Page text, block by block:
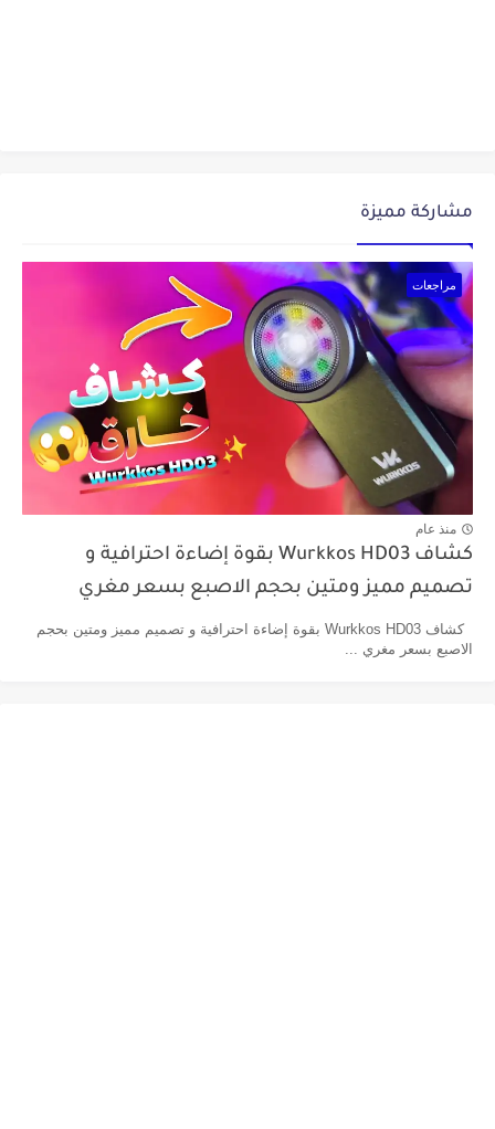
مشاركة مميزة
مراجعات
منذ عام
كشاف Wurkkos HD03 بقوة إضاءة احترافية و
تصميم مميز ومتين بحجم الاصبع بسعر مغري
كشاف Wurkkos HD03 بقوة إضاءة احترافية و تصميم مميز ومتين بحجم
الاصبع بسعر مغري ...